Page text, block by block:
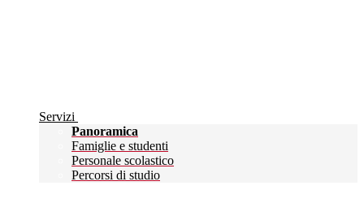
Servizi
Panoramica
Famiglie e studenti
Personale scolastico
Percorsi di studio